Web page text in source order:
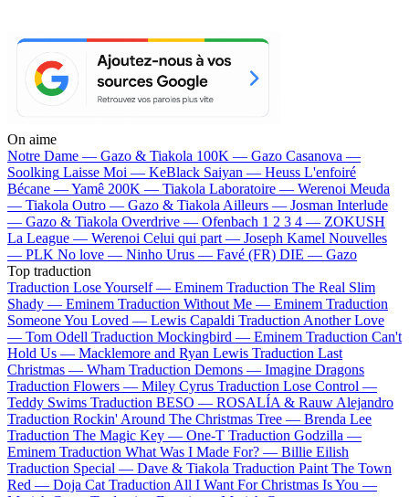
On aime
Notre Dame — Gazo & Tiakola 100K — Gazo Casanova —
Soolking Laisse Moi — KeBlack Saiyan — Heuss L'enfoiré
Bécane —Yamê 200K — Tiakola Laboratoire — Werenoi Meuda
— Tiakola Outro — Gazo & Tiakola Ailleurs — Josman Interlude
— Gazo & Tiakola Overdrive — Ofenbach 1 2 3 4 — ZOKUSH
La League — Werenoi Celui qui part — Joseph Kamel Nouvelles
— PLK No love — Ninho Urus — Favé (FR) DIE — Gazo
Top traduction
Traduction Lose Yourself — Eminem Traduction The Real Slim
Shady — Eminem Traduction Without Me — Eminem Traduction
Someone You Loved — Lewis Capaldi Traduction Another Love
— Tom Odell Traduction Mockingbird — Eminem Traduction Can't
Hold Us — Macklemore and Ryan Lewis Traduction Last
Christmas — Wham Traduction Demons — Imagine Dragons
Traduction Flowers — Miley Cyrus Traduction Lose Control —
Teddy Swims Traduction BESO — ROSALÍA & Rauw Alejandro
Traduction Rockin' Around The Christmas Tree — Brenda Lee
Traduction The Magic Key — One-T Traduction Godzilla —
Eminem Traduction What Was I Made For? — Billie Eilish
Traduction Special — Dave & Tiakola Traduction Paint The Town
Red — Doja Cat Traduction All I Want For Christmas Is You —